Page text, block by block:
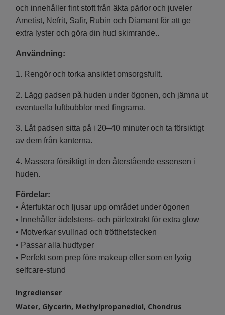
och innehåller fint stoft från äkta pärlor och juveler
Ametist, Nefrit, Safir, Rubin och Diamant för att ge
extra lyster och göra din hud skimrande..
Användning:
1. Rengör och torka ansiktet omsorgsfullt.
2. Lägg padsen på huden under ögonen, och jämna ut
eventuella luftbubblor med fingrarna.
3. Låt padsen sitta på i 20–40 minuter och ta försiktigt
av dem från kanterna.
4. Massera försiktigt in den återstående essensen i
huden.
Fördelar:
• Återfuktar och ljusar upp området under ögonen
• Innehåller ädelstens- och pärlextrakt för extra glow
• Motverkar svullnad och trötthetstecken
• Passar alla hudtyper
• Perfekt som prep före makeup eller som en lyxig
selfcare-stund
Ingredienser
Water, Glycerin, Methylpropanediol, Chondrus